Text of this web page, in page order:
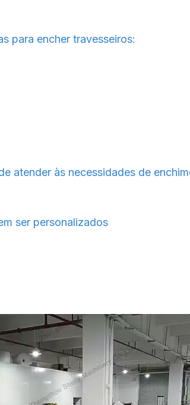
para encher travesseiros:
atender às necessidades de
ser personalizados